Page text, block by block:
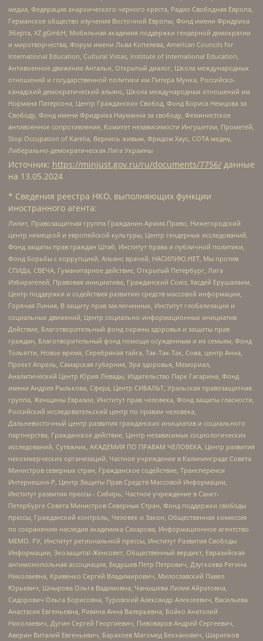
медиа, Федерация анархического черного креста, Радио Свободная Европа,
Германское общество изучения Восточной Европы, Фонд имени Фридриха
Эберта, XZ gGmbH, Мобильная академия поддержки гендерной демократии
и миротворчества, Форум имени Льва Копелева, American Councils for
International Education, Cultural Vistas, Institute of International Education,
Антивоенное движение Антальи, Открытый диалог, Школа международных
отношений и государственной политики им Питера Мунка, Российско-
канадский демократический альянс, Школа международных отношений им
Нормана Патерсона, Центр Гражданских Свобод, Фонд Бориса Немцова за
Свободу, Фонд имени Фридриха Науманна за свободу, Феминистское
антивоенное сопротивление, Комитет независимости Ингушетии, Прометей,
Stop Occupation of Karelia, Вернись живым, Фридом Хаус, СОТА медиа,
Либерально-демократическая Лига Украины
Источник: https://minjust.gov.ru/ru/documents/7756/ данные
на 13.05.2024
* Сведения реестра НКО, выполняющих функции
иностранного агента:
Лилит, Правозащитная группа Гражданин.Армия.Право, Нижегородский
центр немецкой и европейской культуры, Центр гендерных исследований,
Фонд защиты прав граждан Штаб, Институт права и публичной политики,
Фонд борьбы с коррупцией, Альянс врачей, НАСИЛИЮ.НЕТ, Мы против
СПИДа, СВЕЧА, Гуманитарное действие, Открытый Петербург, Лига
Избирателей, Правовая инициатива, Гражданский Союз, Хасдей Ерушалаим,
Центр поддержки и содействия развитию средств массовой информации,
Горячая Линия, В защиту прав заключенных, Институт глобализации и
социальных движений, Центр социально-информационных инициатив
Действие, Благотворительный фонд охраны здоровья и защиты прав
граждан, Благотворительный фонд помощи осужденным и их семьям, Фонд
Тольятти, Новое время, Серебряная тайга, Так-Так-Так, Сова, центр Анна,
Проект Апрель, Самарская губерния, Эра здоровья, Мемориал,
Аналитический Центр Юрия Левады, Издательство Парк Гагарина, Фонд
имени Андрея Рылькова, Сфера, Центр СИБАЛЬТ, Уральская правозащитная
группа, Женщины Евразии, Институт прав человека, Фонд защиты гласности,
Российский исследовательский центр по правам человека,
Дальневосточный центр развития гражданских инициатив и социального
партнерства, Гражданское действие, Центр независимых социологических
исследований, Сутяжник, АКАДЕМИЯ ПО ПРАВАМ ЧЕЛОВЕКА, Центр развития
некоммерческих организаций, Частное учреждение в Калининграде Совета
Министров северных стран, Гражданское содействие, Трансперенси
Интернешнл-Р, Центр Защиты Прав Средств Массовой Информации,
Институт развития прессы - Сибирь, Частное учреждение в Санкт-
Петербурге Совета Министров Северных Стран, Фонд поддержки свободы
прессы, Гражданский контроль, Человек и Закон, Общественная комиссия
по сохранению наследия академика Сахарова, Информационное агентство
МЕМО. РУ, Институт региональной прессы, Институт Развития Свободы
Информации, Экозащита!-Женсовет, Общественный вердикт, Евразийская
антимонопольная ассоциация, Бедушев Петр Петрович, Дзугкоева Регина
Николаевна, Кривенко Сергей Владимирович, Милославский Павел
Юрьевич, Шнырова Ольга Вадимовна, Чанышева Лилия Айратовна,
Сидорович Ольга Борисовна, Туровский Александр Алексеевич, Васильева
Анастасия Евгеньевна, Ривина Анна Валерьевна, Бойко Анатолий
Николаевич, Дугин Сергей Георгиевич, Пивоваров Андрей Сергеевич,
Аверин Виталий Евгеньевич, Барахоев Магомед Бекханович, Шарипков